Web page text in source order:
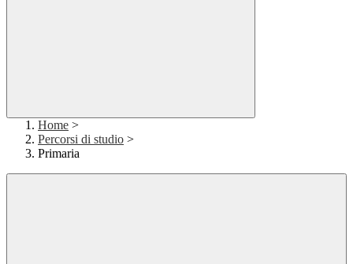
Home >
Percorsi di studio >
Primaria